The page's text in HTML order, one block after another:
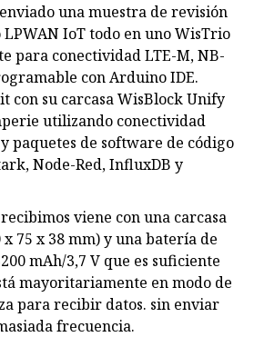
una muestra de revisión
IoT todo en uno WisTrio
para conectividad LTE-M, NB-
con Arduino IDE.
con su carcasa WisBlock Unify
utilizando conectividad
paquetes de software de código
Node-Red, InfluxDB y
viene con una carcasa
75 x 38 mm) y una batería de
mAh/3,7 V que es suficiente
mayoritariamente en modo de
para recibir datos. sin enviar
frecuencia.